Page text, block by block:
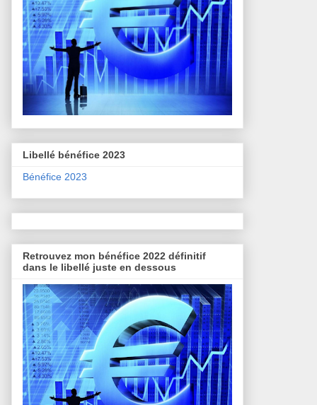
Libellé bénéfice 2023
Bénéfice 2023
Retrouvez mon bénéfice 2022 définitif
dans le libellé juste en dessous